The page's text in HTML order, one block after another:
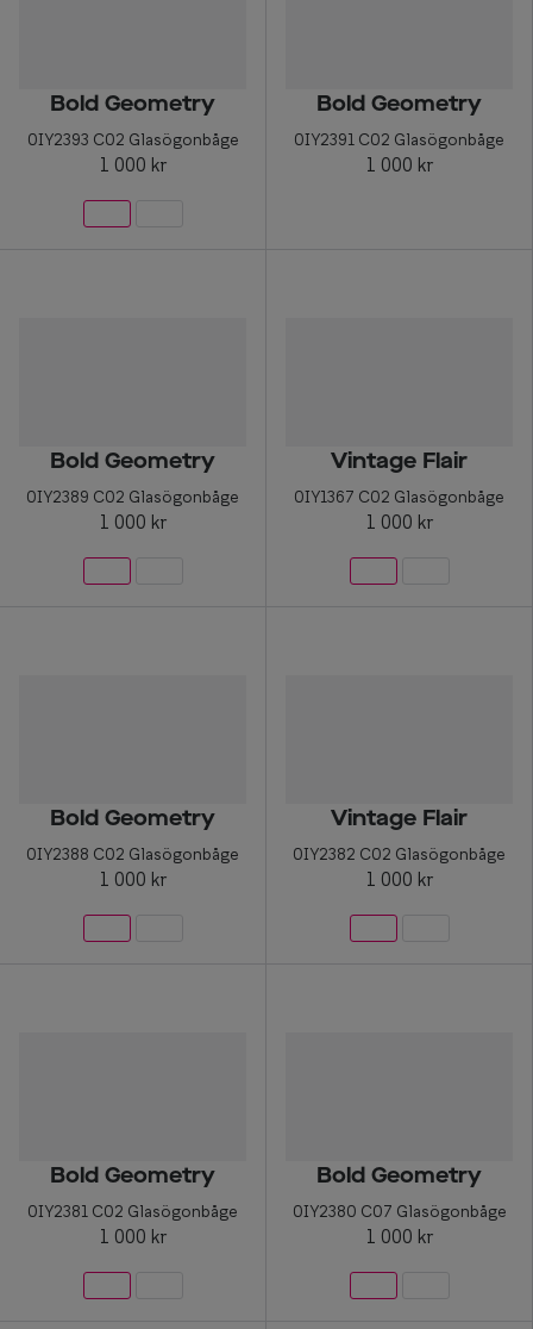
Bold Geometry
0IY2393 C02 Glasögonbåge
1 000 kr
Bold Geometry
0IY2391 C02 Glasögonbåge
1 000 kr
Bold Geometry
0IY2389 C02 Glasögonbåge
1 000 kr
Vintage Flair
0IY1367 C02 Glasögonbåge
1 000 kr
Bold Geometry
0IY2388 C02 Glasögonbåge
1 000 kr
Vintage Flair
0IY2382 C02 Glasögonbåge
1 000 kr
Bold Geometry
0IY2381 C02 Glasögonbåge
1 000 kr
Bold Geometry
0IY2380 C07 Glasögonbåge
1 000 kr